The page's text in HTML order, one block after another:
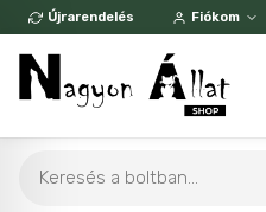
Skip
content
Újrarendelés Fiókom
search